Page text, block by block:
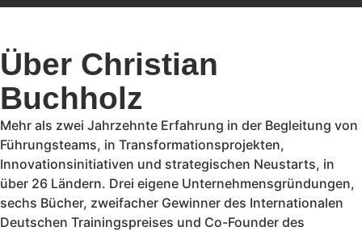
Über Christian
Buchholz
Mehr als zwei Jahrzehnte Erfahrung in der Begleitung von
Führungsteams, in Transformationsprojekten,
Innovationsinitiativen und strategischen Neustarts, in
über 26 Ländern. Drei eigene Unternehmensgründungen,
sechs Bücher, zweifacher Gewinner des Internationalen
Deutschen Trainingspreises und Co-Founder des